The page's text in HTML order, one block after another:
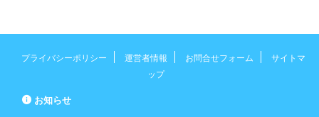
ン内容とデメリット」後半は「オ
い！ ※「すぐにオプションの解約
「BIGLOBE WiMAXで再契約する
プライバシーポリシー 運営者情報 お問合せフォーム
サイトマ
ップ
お知らせ